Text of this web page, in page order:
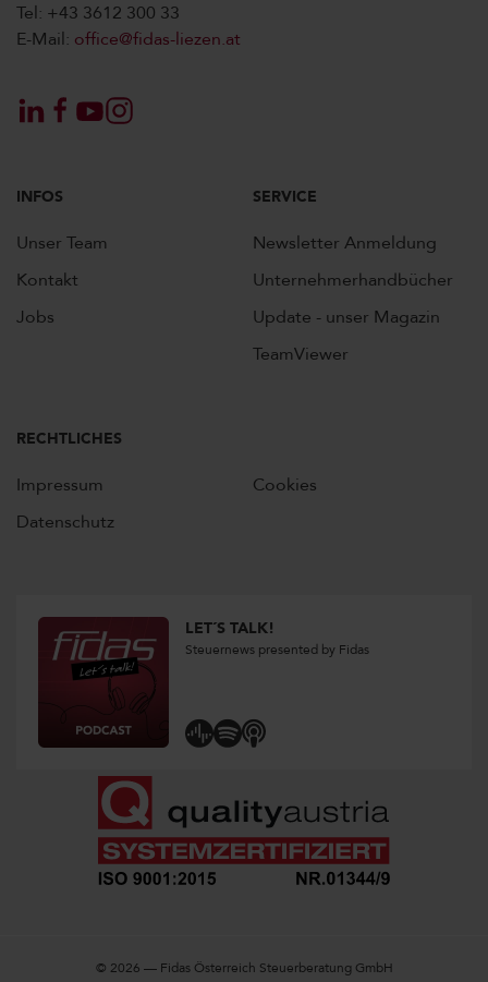
Tel: +43 3612 300 33
E-Mail: office@fidas-liezen.at
INFOS
Unser Team
Kontakt
Jobs
SERVICE
Newsletter Anmeldung
Unternehmerhandbücher
Update - unser Magazin
TeamViewer
RECHTLICHES
Impressum
Datenschutz
Cookies
LET´S TALK!
Steuernews presented by Fidas
© 2026 — Fidas Österreich Steuerberatung GmbH